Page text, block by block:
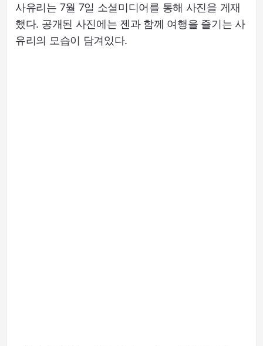
사유리는 7월 7일 소셜미디어를 통해 사진을 게재
했다. 공개된 사진에는 젠과 함께 여행을 즐기는 사
유리의 모습이 담겨있다.